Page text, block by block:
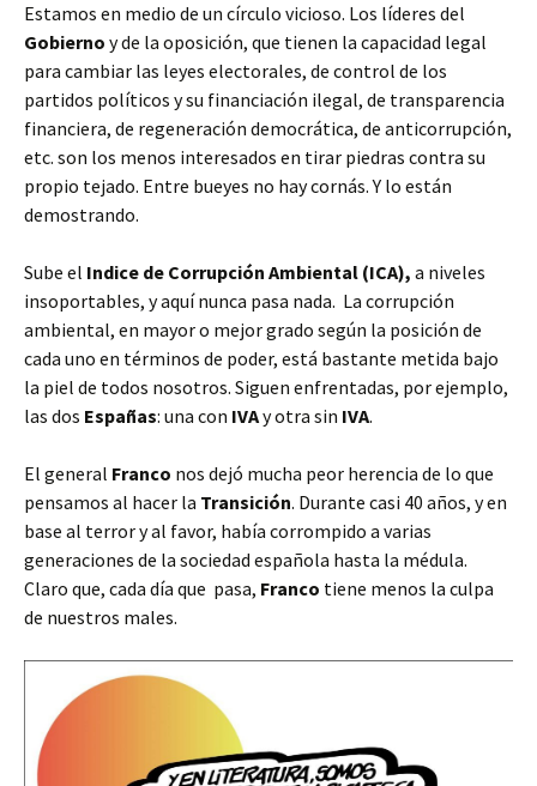
Estamos en medio de un círculo vicioso. Los líderes del
Gobierno y de la oposición, que tienen la capacidad legal
para cambiar las leyes electorales, de control de los
partidos políticos y su financiación ilegal, de transparencia
financiera, de regeneración democrática, de anticorrupción,
etc. son los menos interesados en tirar piedras contra su
propio tejado. Entre bueyes no hay cornás. Y lo están
demostrando.
Sube el Indice de Corrupción Ambiental (ICA), a niveles
insoportables, y aquí nunca pasa nada. La corrupción
ambiental, en mayor o mejor grado según la posición de
cada uno en términos de poder, está bastante metida bajo
la piel de todos nosotros. Siguen enfrentadas, por ejemplo,
las dos Españas: una con IVAy otra sin IVA.
El general Franco nos dejó mucha peor herencia de lo que
pensamos al hacer la Transición. Durante casi 40 años, y en
base al terror y al favor, había corrompido a varias
generaciones de la sociedad española hasta la médula.
Claro que, cada día que pasa, Franco tiene menos la culpa
de nuestros males.